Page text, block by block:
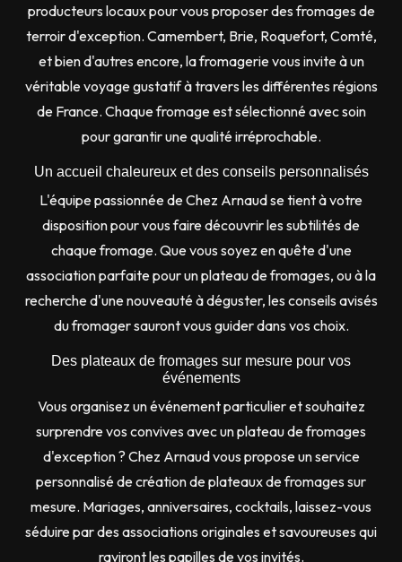
producteurs locaux pour vous proposer des fromages de
terroir d'exception. Camembert, Brie, Roquefort, Comté,
et bien d'autres encore, la fromagerie vous invite à un
véritable voyage gustatif à travers les différentes régions
de France. Chaque fromage est sélectionné avec soin
pour garantir une qualité irréprochable.
Un accueil chaleureux et des conseils personnalisés
L'équipe passionnée de Chez Arnaud se tient à votre
disposition pour vous faire découvrir les subtilités de
chaque fromage. Que vous soyez en quête d'une
association parfaite pour un plateau de fromages, ou à la
recherche d'une nouveauté à déguster, les conseils avisés
du fromager sauront vous guider dans vos choix.
Des plateaux de fromages sur mesure pour vos
événements
Vous organisez un événement particulier et souhaitez
surprendre vos convives avec un plateau de fromages
d'exception ? Chez Arnaud vous propose un service
personnalisé de création de plateaux de fromages sur
mesure. Mariages, anniversaires, cocktails, laissez-vous
séduire par des associations originales et savoureuses qui
raviront les papilles de vos invités.